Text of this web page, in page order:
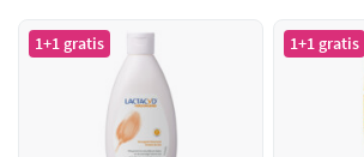
1+1 gratis 1+1 gratis